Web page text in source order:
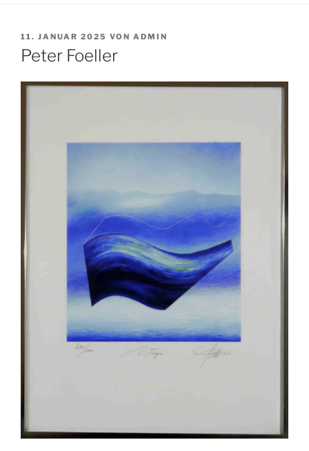
VERÖFFENTLICHT
AM
11. JANUAR 2025 VON ADMIN
Peter Foeller